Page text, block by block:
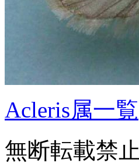
Acleris属一覧
無断転載禁止